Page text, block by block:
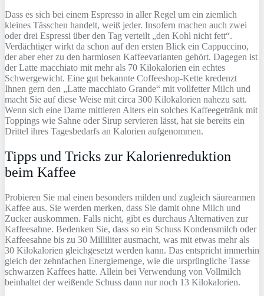
Dass es sich bei einem Espresso in aller Regel um ein ziemlich
kleines Tässchen handelt, weiß jeder. Insofern machen auch zwei
oder drei Espressi über den Tag verteilt „den Kohl nicht fett“.
Verdächtiger wirkt da schon auf den ersten Blick ein Cappuccino,
der aber eher zu den harmlosen Kaffeevarianten gehört. Dagegen ist
der Latte macchiato mit mehr als 70 Kilokalorien ein echtes
Schwergewicht. Eine gut bekannte Coffeeshop-Kette kredenzt
Ihnen gern den „Latte macchiato Grande“ mit vollfetter Milch und
macht Sie auf diese Weise mit circa 300 Kilokalorien nahezu satt.
Wenn sich eine Dame mittleren Alters ein solches Kaffeegetränk mit
Toppings wie Sahne oder Sirup servieren lässt, hat sie bereits ein
Drittel ihres Tagesbedarfs an Kalorien aufgenommen.
Tipps und Tricks zur Kalorienreduktion
beim Kaffee
Probieren Sie mal einen besonders milden und zugleich säurearmen
Kaffee aus. Sie werden merken, dass Sie damit ohne Milch und
Zucker auskommen. Falls nicht, gibt es durchaus Alternativen zur
Kaffeesahne. Bedenken Sie, dass so ein Schuss Kondensmilch oder
Kaffeesahne bis zu 30 Milliliter ausmacht, was mit etwas mehr als
30 Kilokalorien gleichgesetzt werden kann. Das entspricht immerhin
gleich der zehnfachen Energiemenge, wie die ursprüngliche Tasse
schwarzen Kaffees hatte. Allein bei Verwendung von Vollmilch
beinhaltet der weißende Schuss dann nur noch 13 Kilokalorien.